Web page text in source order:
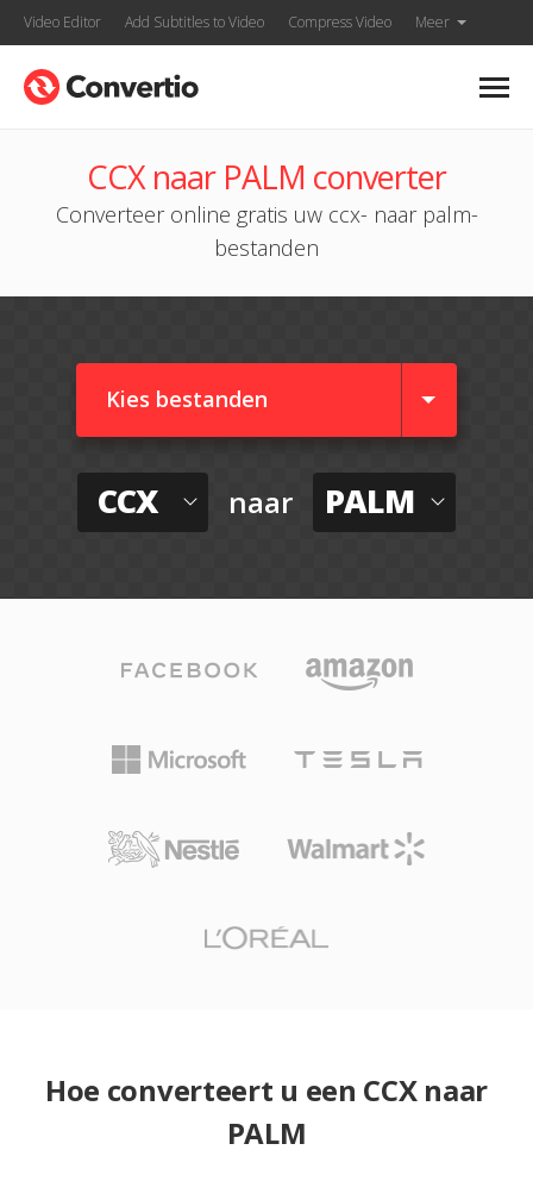
Video Editor Add Subtitles to Video Compress Video Meer
CCX naar PALM converter
Converteer online gratis uw ccx- naar palm-
bestanden
Kies bestanden
CCX naar PALM
Hoe converteert u een CCX naar
PALM